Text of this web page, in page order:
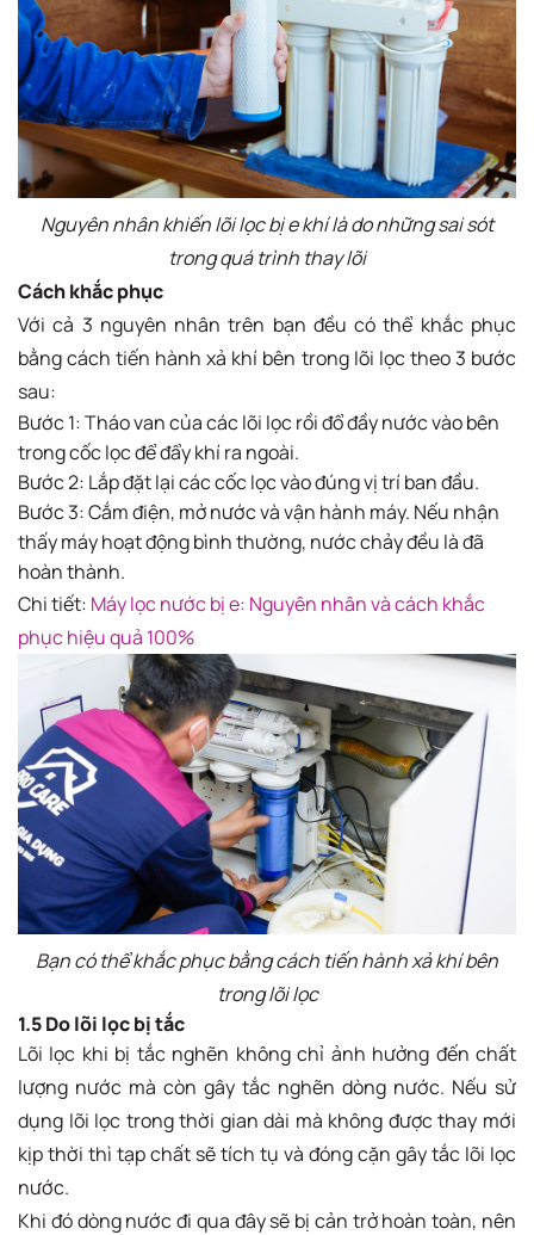
Nguyên nhân khiến lõi lọc bị e khí là do những sai sót
trong quá trình thay lõi
Cách khắc phục
Với cả 3 nguyên nhân trên bạn đều có thể khắc phục
bằng cách tiến hành xả khí bên trong lõi lọc theo 3 bước
sau:
Bước 1: Tháo van của các lõi lọc rồi đổ đầy nước vào bên
trong cốc lọc để đẩy khí ra ngoài.
Bước 2: Lắp đặt lại các cốc lọc vào đúng vị trí ban đầu.
Bước 3: Cắm điện, mở nước và vận hành máy. Nếu nhận
thấy máy hoạt động bình thường, nước chảy đều là đã
hoàn thành.
Chi tiết: Máy lọc nước bị e: Nguyên nhân và cách khắc
phục hiệu quả 100%
Bạn có thể khắc phục bằng cách tiến hành xả khí bên
trong lõi lọc
1.5 Do lõi lọc bị tắc
Lõi lọc khi bị tắc nghẽn không chỉ ảnh hưởng đến chất
lượng nước mà còn gây tắc nghẽn dòng nước. Nếu sử
dụng lõi lọc trong thời gian dài mà không được thay mới
kịp thời thì tạp chất sẽ tích tụ và đóng cặn gây tắc lõi lọc
nước.
Khi đó dòng nước đi qua đây sẽ bị cản trở hoàn toàn, nên